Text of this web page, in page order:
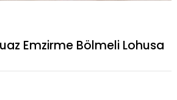
Emzirme Bölmeli Lohusa